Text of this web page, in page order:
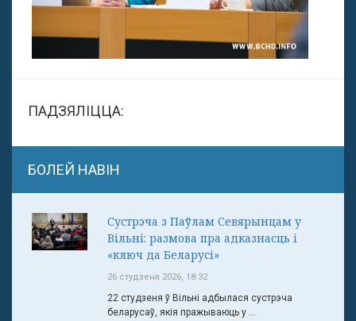
ПАДЗЯЛІЦЦА:
БОЛЕЙ НАВІН
Сустрэча з Паўлам Севярынцам у
Вільні: размова пра адказнасць і
«ключ да Беларусі»
26 студзеня 2026, 18:32
22 студзеня ў Вільні адбылася сустрэча
беларусаў, якія пражываюць у ...